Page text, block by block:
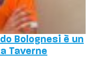
Bolognesi è un
Taverne